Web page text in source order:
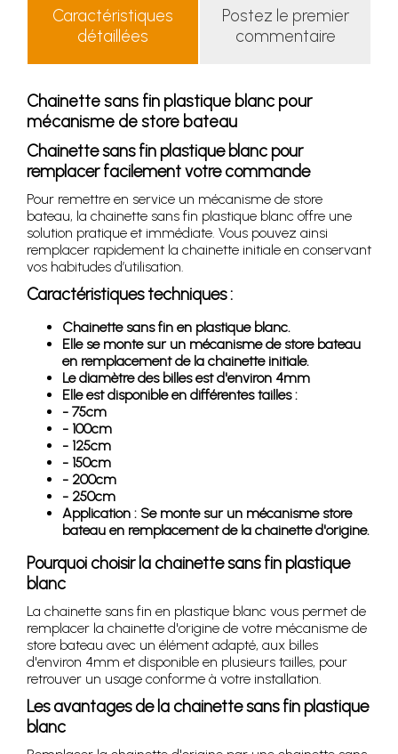
Caractéristiques
détaillées
Postez le premier
commentaire
Chainette sans fin plastique blanc pour
mécanisme de store bateau
Chainette sans fin plastique blanc pour
remplacer facilement votre commande
Pour remettre en service un mécanisme de store
bateau, la chainette sans fin plastique blanc offre une
solution pratique et immédiate. Vous pouvez ainsi
remplacer rapidement la chainette initiale en conservant
vos habitudes d’utilisation.
Caractéristiques techniques :
Chainette sans fin en plastique blanc.
Elle se monte sur un mécanisme de store bateau
en remplacement de la chainette initiale.
Le diamètre des billes est d'environ 4mm
Elle est disponible en différentes tailles :
- 75cm
- 100cm
- 125cm
- 150cm
- 200cm
- 250cm
Application : Se monte sur un mécanisme store
bateau en remplacement de la chainette d'origine.
Pourquoi choisir la chainette sans fin plastique
blanc
La chainette sans fin en plastique blanc vous permet de
remplacer la chainette d'origine de votre mécanisme de
store bateau avec un élément adapté, aux billes
d'environ 4mm et disponible en plusieurs tailles, pour
retrouver un usage conforme à votre installation.
Les avantages de la chainette sans fin plastique
blanc